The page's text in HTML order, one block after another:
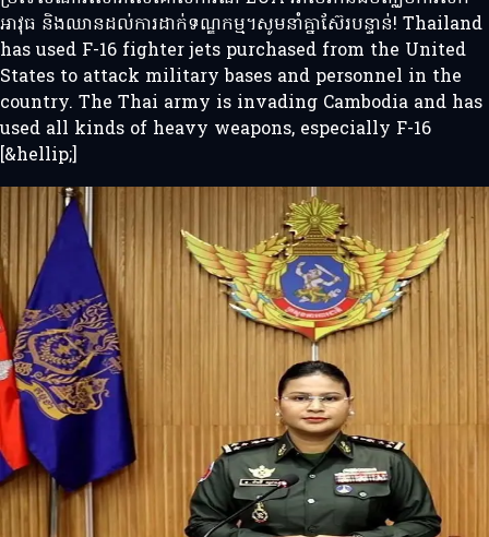
អាវុធ និងឈានដល់ការដាក់ទណ្ឌកម្ម។សូមនាំគ្នាស៊ែរបន្ទាន់! Thailand
has used F-16 fighter jets purchased from the United
States to attack military bases and personnel in the
country. The Thai army is invading Cambodia and has
used all kinds of heavy weapons, especially F-16
[&hellip;]